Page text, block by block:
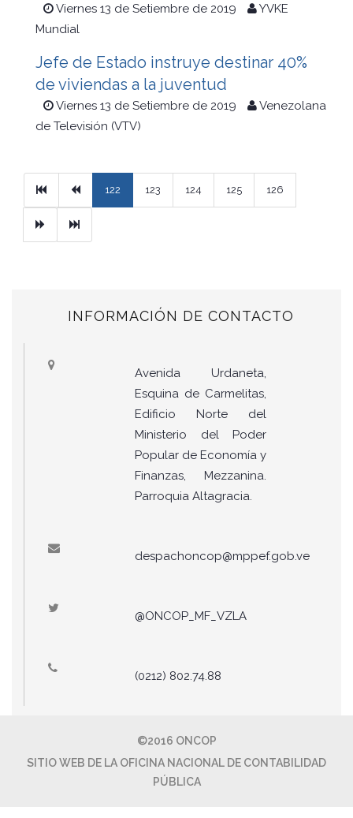
Viernes 13 de Setiembre de 2019
YVKE
Mundial
Jefe de Estado instruye destinar 40%
de viviendas a la juventud
Viernes 13 de Setiembre de 2019
Venezolana
de Televisión (VTV)
PrimeraPrevious
122 123 124 125 126
Ultimo
INFORMACIÓN DE CONTACTO
Avenida Urdaneta,
Esquina de Carmelitas,
Edificio Norte del
Ministerio del Poder
Popular de Economía y
Finanzas, Mezzanina.
Parroquia Altagracia.
despachoncop@mppef.gob.ve
@ONCOP_MF_VZLA
(0212) 802.74.88
©2016 ONCOP
SITIO WEB DE LA OFICINA NACIONAL DE CONTABILIDAD
PÚBLICA